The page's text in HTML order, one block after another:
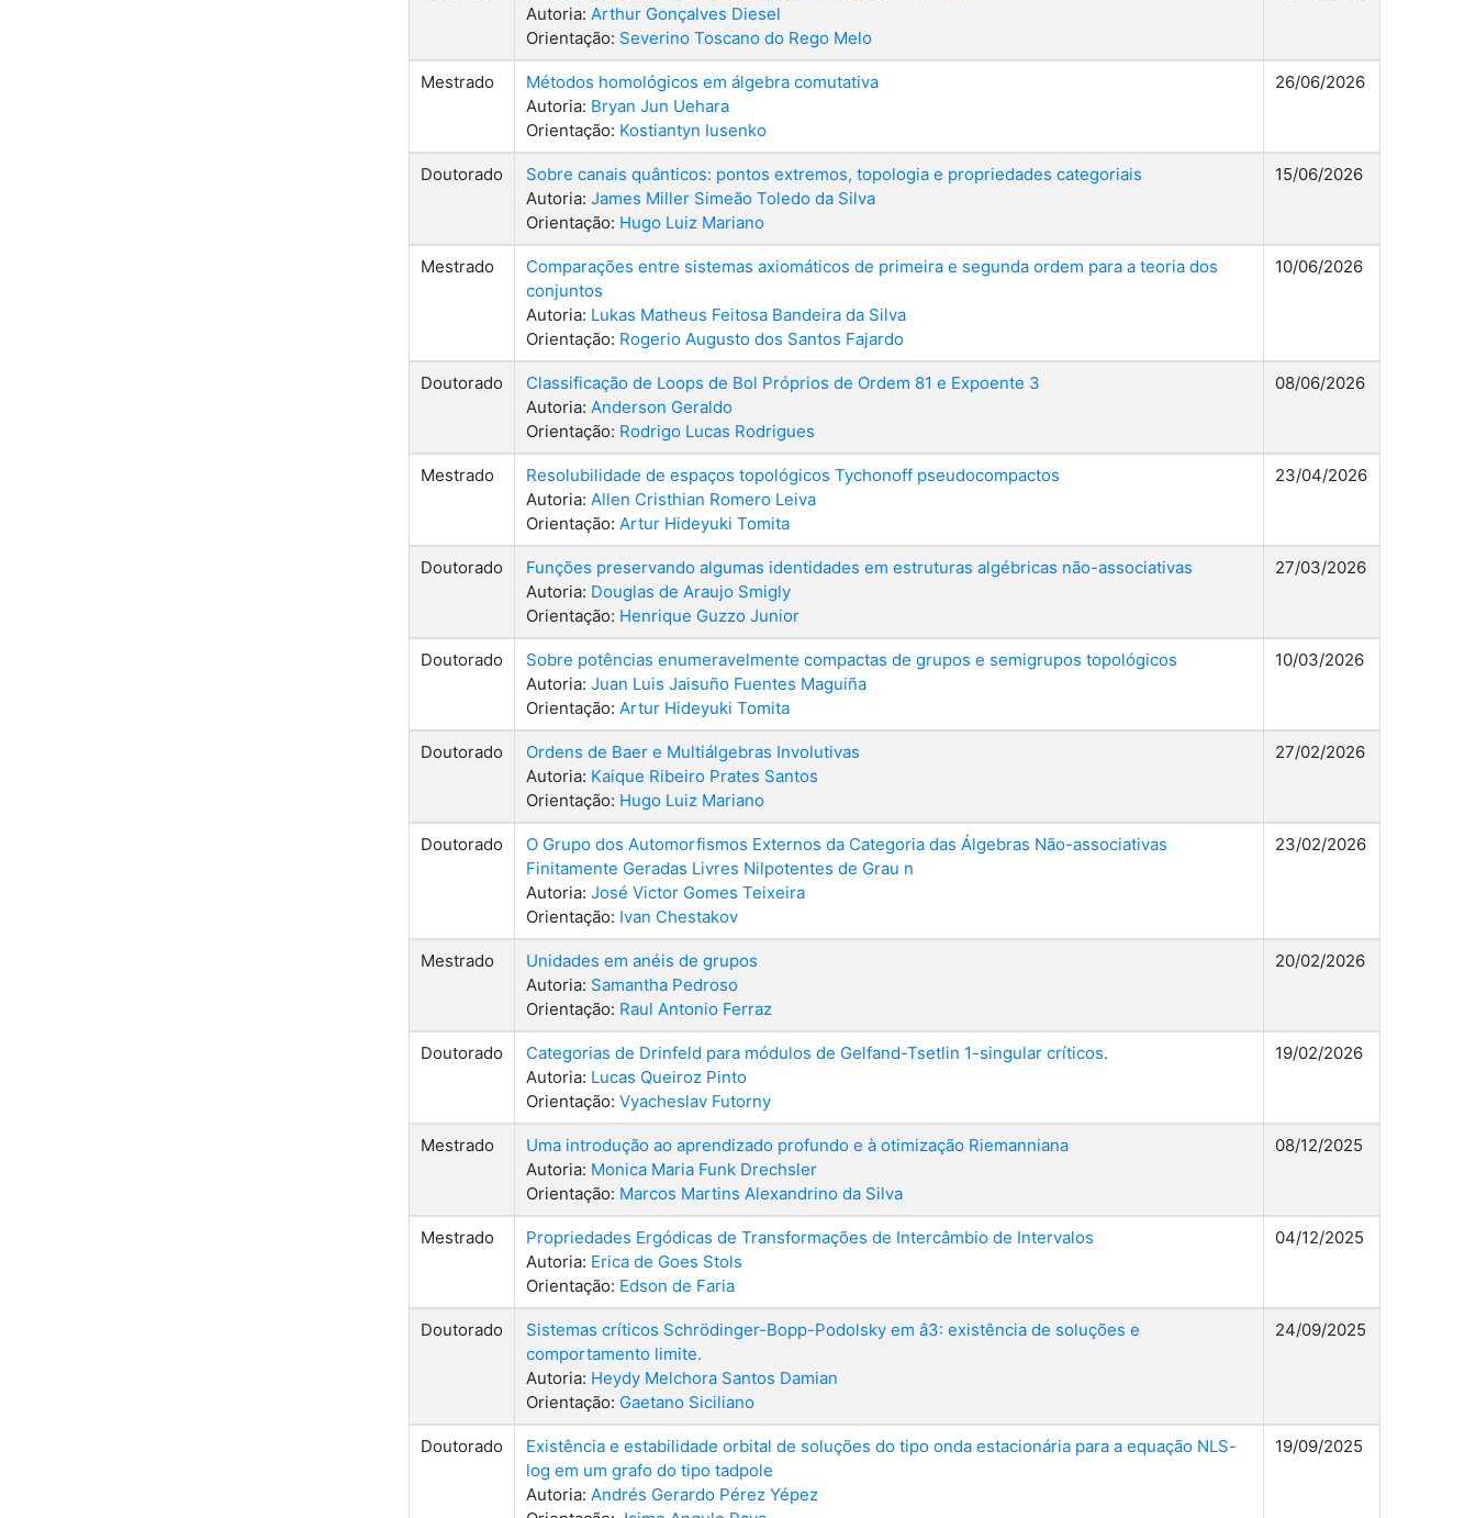
Autoria: Arthur Gonçalves Diesel
Orientação: Severino Toscano do Rego Melo
Mestrado
Métodos homológicos em álgebra comutativa
Autoria: Bryan Jun Uehara
Orientação: Kostiantyn Iusenko
26/06/2026
Doutorado
Sobre canais quânticos: pontos extremos, topologia e propriedades categoriais
Autoria: James Miller Simeão Toledo da Silva
Orientação: Hugo Luiz Mariano
15/06/2026
Mestrado
Comparações entre sistemas axiomáticos de primeira e segunda ordem para a teoria dos
conjuntos
Autoria: Lukas Matheus Feitosa Bandeira da Silva
Orientação: Rogerio Augusto dos Santos Fajardo
10/06/2026
Doutorado
Classificação de Loops de Bol Próprios de Ordem 81 e Expoente 3
Autoria: Anderson Geraldo
Orientação: Rodrigo Lucas Rodrigues
08/06/2026
Mestrado
Resolubilidade de espaços topológicos Tychonoff pseudocompactos
Autoria: Allen Cristhian Romero Leiva
Orientação: Artur Hideyuki Tomita
23/04/2026
Doutorado
Funções preservando algumas identidades em estruturas algébricas não-associativas
Autoria: Douglas de Araujo Smigly
Orientação: Henrique Guzzo Junior
27/03/2026
Doutorado
Sobre potências enumeravelmente compactas de grupos e semigrupos topológicos
Autoria: Juan Luis Jaisuño Fuentes Maguiña
Orientação: Artur Hideyuki Tomita
10/03/2026
Doutorado
Ordens de Baer e Multiálgebras Involutivas
Autoria: Kaique Ribeiro Prates Santos
Orientação: Hugo Luiz Mariano
27/02/2026
Doutorado
O Grupo dos Automorfismos Externos da Categoria das Álgebras Não-associativas
Finitamente Geradas Livres Nilpotentes de Grau n
Autoria: José Victor Gomes Teixeira
Orientação: Ivan Chestakov
23/02/2026
Mestrado
Unidades em anéis de grupos
Autoria: Samantha Pedroso
Orientação: Raul Antonio Ferraz
20/02/2026
Doutorado
Categorias de Drinfeld para módulos de Gelfand-Tsetlin 1-singular críticos.
Autoria: Lucas Queiroz Pinto
Orientação: Vyacheslav Futorny
19/02/2026
Mestrado
Uma introdução ao aprendizado profundo e à otimização Riemanniana
Autoria: Monica Maria Funk Drechsler
Orientação: Marcos Martins Alexandrino da Silva
08/12/2025
Mestrado
Propriedades Ergódicas de Transformações de Intercâmbio de Intervalos
Autoria: Erica de Goes Stols
Orientação: Edson de Faria
04/12/2025
Doutorado
Sistemas críticos Schrödinger-Bopp-Podolsky em â3: existência de soluções e
comportamento limite.
Autoria: Heydy Melchora Santos Damian
Orientação: Gaetano Siciliano
24/09/2025
Doutorado
Existência e estabilidade orbital de soluções do tipo onda estacionária para a equação NLS-
log em um grafo do tipo tadpole
Autoria: Andrés Gerardo Pérez Yépez
19/09/2025